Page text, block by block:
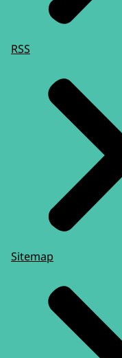
RSS
Sitemap